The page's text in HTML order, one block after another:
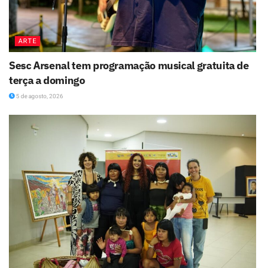
ARTE
Sesc Arsenal tem programação musical gratuita de
terça a domingo
5 de agosto, 2026